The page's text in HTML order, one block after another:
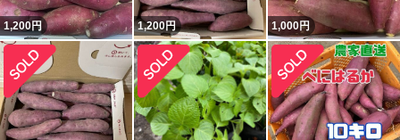
1,200円 1,200円 1,000円